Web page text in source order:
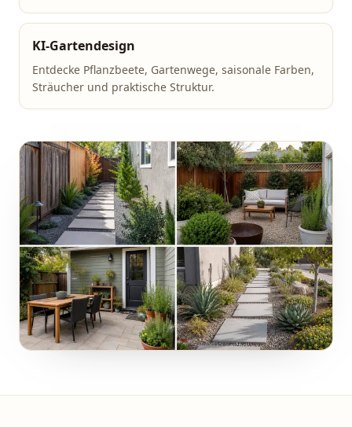
KI-Gartendesign
Entdecke Pflanzbeete, Gartenwege, saisonale Farben,
Sträucher und praktische Struktur.